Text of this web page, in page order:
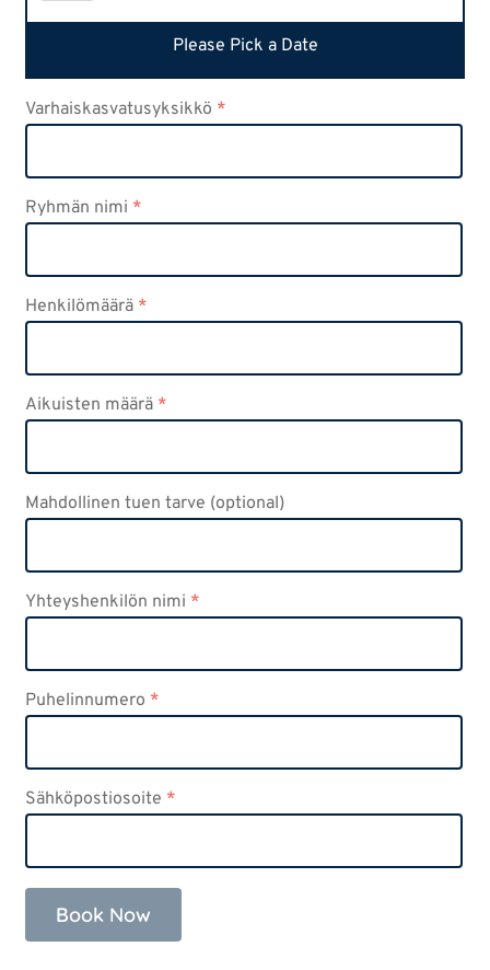
Please Pick a Date
Varhaiskasvatusyksikkö *
Ryhmän nimi *
Henkilömäärä *
Aikuisten määrä *
Mahdollinen tuen tarve (optional)
Yhteyshenkilön nimi *
Puhelinnumero *
Sähköpostiosoite *
Book Now